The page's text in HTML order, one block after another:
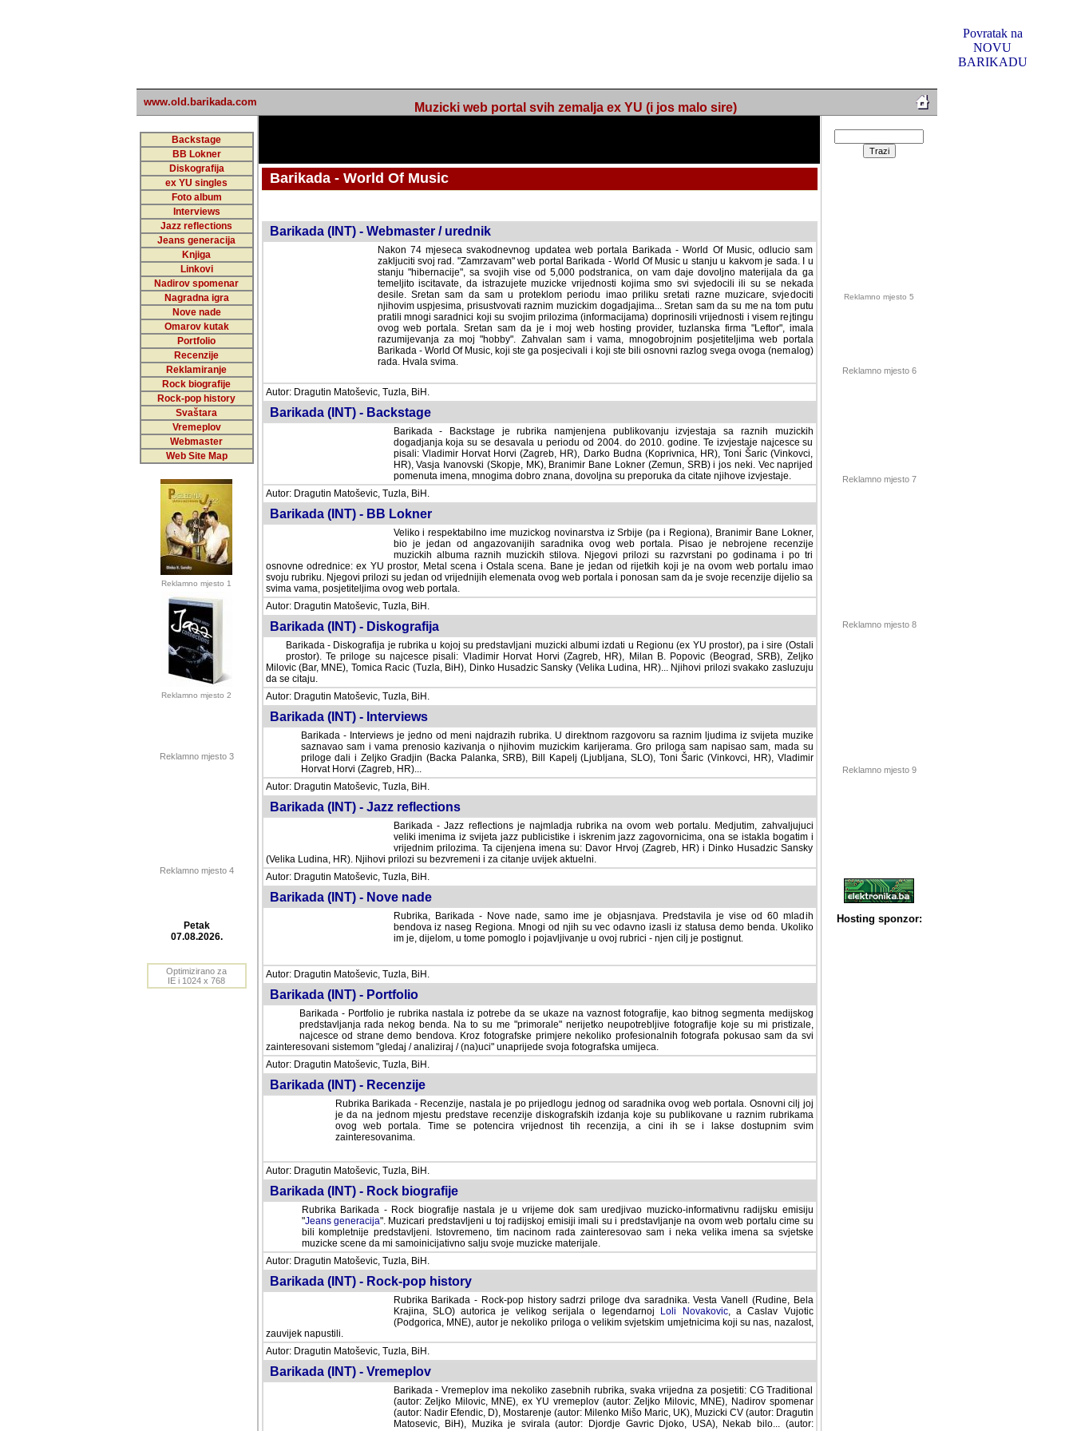
Povratak na
NOVU
BARIKADU
www.old.barikada.com Muzicki web portal svih zemalja ex YU (i jos malo sire)
Backstage
BB Lokner
Diskografija
ex YU singles
Foto album
Interviews
Jazz reflections
Jeans generacija
Knjiga
Linkovi
Nadirov spomenar
Nagradna igra
Nove nade
Omarov kutak
Portfolio
Recenzije
Reklamiranje
Rock biografije
Rock-pop history
Svaštara
Vremeplov
Webmaster
Web Site Map
Reklamno mjesto 1
Reklamno mjesto 2
Reklamno mjesto 3
Reklamno mjesto 4
Barikada - World Of Music
Barikada (INT) - Webmaster / urednik
Nakon 74 mjeseca svakodnevnog updatea web portala Barikada - World Of Music, odlucio sam
zakljuciti svoj rad. "Zamrzavam" web portal Barikada - World Of Music u stanju u kakvom je sada. I u
stanju "hibernacije", sa svojih vise od 5,000 podstranica, on vam daje dovoljno materijala da ga
temeljito iscitavate, da istrazujete muzicke vrijednosti kojima smo svi svjedocili ili su se nekada desile.
Sretan sam da sam u proteklom periodu imao priliku sretati razne muzicare, svjedociti njihovim
uspjesima, prisustvovati raznim muzickim dogadjajima... Sretan sam da su me na tom putu pratili
mnogi saradnici koji su svojim prilozima (informacijama) doprinosili vrijednosti i visem rejtingu ovog
web portala. Sretan sam da je i moj web hosting provider, tuzlanska firma "Leftor", imala
razumijevanja za moj "hobby". Zahvalan sam i vama, mnogobrojnim posjetiteljima web portala
Barikada - World Of Music, koji ste ga posjecivali i koji ste bili osnovni razlog svega ovoga (nemalog)
rada. Hvala svima.
Autor: Dragutin Matoševic, Tuzla, BiH.
Barikada (INT) - Backstage
Barikada - Backstage je rubrika namjenjena publikovanju izvjestaja sa raznih muzickih
dogadjanja koja su se desavala u periodu od 2004. do 2010. godine. Te izvjestaje najcesce su
pisali: Vladimir Horvat Horvi (Zagreb, HR), Darko Budna (Koprivnica, HR), Toni Šaric (Vinkovci,
HR), Vasja Ivanovski (Skopje, MK), Branimir Bane Lokner (Zemun, SRB) i jos neki. Vec naprijed
pomenuta imena, mnogima dobro znana, dovoljna su preporuka da citate njihove izvjestaje.
Autor: Dragutin Matoševic, Tuzla, BiH.
Barikada (INT) - BB Lokner
Veliko i respektabilno ime muzickog novinarstva iz Srbije (pa i Regiona), Branimir Bane Lokner,
bio je jedan od angazovanijih saradnika ovog web portala. Pisao je nebrojene recenzije muzickih
albuma raznih muzickih stilova. Njegovi prilozi su razvrstani po godinama i po tri osnovne
odrednice: ex YU prostor, Metal scena i Ostala scena. Bane je jedan od rijetkih koji je na ovom web portalu imao svoju rubriku.
Njegovi prilozi su jedan od vrijednijih elemenata ovog web portala i ponosan sam da je svoje recenzije dijelio sa svima vama,
posjetiteljima ovog web portala.
Autor: Dragutin Matoševic, Tuzla, BiH.
Barikada (INT) - Diskografija
Barikada - Diskografija je rubrika u kojoj su predstavljani muzicki albumi izdati u Regionu (ex YU prostor), pa i sire (Ostali
prostor). Te priloge su najcesce pisali: Vladimir Horvat Horvi (Zagreb, HR), Milan B. Popovic (Beograd, SRB), Zeljko Milovic
(Bar, MNE), Tomica Racic (Tuzla, BiH), Dinko Husadzic Sansky (Velika Ludina, HR)... Njihovi prilozi svakako zasluzuju da se
citaju.
Autor: Dragutin Matoševic, Tuzla, BiH.
Barikada (INT) - Interviews
Barikada - Interviews je jedno od meni najdrazih rubrika. U direktnom razgovoru sa raznim ljudima iz svijeta muzike
saznavao sam i vama prenosio kazivanja o njihovim muzickim karijerama. Gro priloga sam napisao sam, mada su
priloge dali i Zeljko Gradjin (Backa Palanka, SRB), Bill Kapelj (Ljubljana, SLO), Toni Šaric (Vinkovci, HR), Vladimir
Horvat Horvi (Zagreb, HR)...
Autor: Dragutin Matoševic, Tuzla, BiH.
Barikada (INT) - Jazz reflections
Barikada - Jazz reflections je najmladja rubrika na ovom web portalu. Medjutim, zahvaljujuci veliki
imenima iz svijeta jazz publicistike i iskrenim jazz zagovornicima, ona se istakla bogatim i
vrijednim prilozima. Ta cijenjena imena su: Davor Hrvoj (Zagreb, HR) i Dinko Husadzic Sansky
(Velika Ludina, HR). Njihovi prilozi su bezvremeni i za citanje uvijek aktuelni.
Autor: Dragutin Matoševic, Tuzla, BiH.
Barikada (INT) - Nove nade
Rubrika, Barikada - Nove nade, samo ime je objasnjava. Predstavila je vise od 60 mladih
bendova iz naseg Regiona. Mnogi od njih su vec odavno izasli iz statusa demo benda. Ukoliko im
je, dijelom, u tome pomoglo i pojavljivanje u ovoj rubrici - njen cilj je postignut.
Autor: Dragutin Matoševic, Tuzla, BiH.
Barikada (INT) - Portfolio
Barikada - Portfolio je rubrika nastala iz potrebe da se ukaze na vaznost fotografije, kao bitnog segmenta medijskog
predstavljanja rada nekog benda. Na to su me "primorale" nerijetko neupotrebljive fotografije koje su mi pristizale,
najcesce od strane demo bendova. Kroz fotografske primjere nekoliko profesionalnih fotografa pokusao sam da svi
zainteresovani sistemom "gledaj / analiziraj / (na)uci" unaprijede svoja fotografska umijeca.
Autor: Dragutin Matoševic, Tuzla, BiH.
Barikada (INT) - Recenzije
Rubrika Barikada - Recenzije, nastala je po prijedlogu jednog od saradnika ovog web portala. Osnovni cilj joj
je da na jednom mjestu predstave recenzije diskografskih izdanja koje su publikovane u raznim rubrikama
ovog web portala. Time se potencira vrijednost tih recenzija, a cini ih se i lakse dostupnim svim
zainteresovanima.
Autor: Dragutin Matoševic, Tuzla, BiH.
Barikada (INT) - Rock biografije
Rubrika Barikada - Rock biografije nastala je u vrijeme dok sam uredjivao muzicko-informativnu radijsku emisiju
"Jeans generacija". Muzicari predstavljeni u toj radijskoj emisiji imali su i predstavljanje na ovom web portalu cime su
bili kompletnije predstavljeni. Istovremeno, tim nacinom rada zainteresovao sam i neka velika imena sa svjetske
muzicke scene da mi samoinicijativno salju svoje muzicke materijale.
Autor: Dragutin Matoševic, Tuzla, BiH.
Barikada (INT) - Rock-pop history
Rubrika Barikada - Rock-pop history sadrzi priloge dva saradnika. Vesta Vanell (Rudine, Bela
Krajina, SLO) autorica je velikog serijala o legendarnoj
Loli Novakovic, a Caslav Vujotic
(Podgorica, MNE), autor je nekoliko priloga o velikim svjetskim umjetnicima koji su nas, nazalost,
zauvijek napustili.
Autor: Dragutin Matoševic, Tuzla, BiH.
Barikada (INT) - Vremeplov
Barikada - Vremeplov ima nekoliko zasebnih rubrika, svaka vrijedna za posjetiti: CG Traditional
(autor: Zeljko Milovic, MNE), ex YU vremeplov (autor: Zeljko Milovic, MNE), Nadirov spomenar
(autor: Nadir Efendic, D), Mostarenje (autor: Milenko Mišo Maric, UK), Muzicki CV (autor: Dragutin
Matosevic, BiH), Muzika je svirala (autor: Djordje Gavric Djoko, USA), Nekab bilo... (autor: